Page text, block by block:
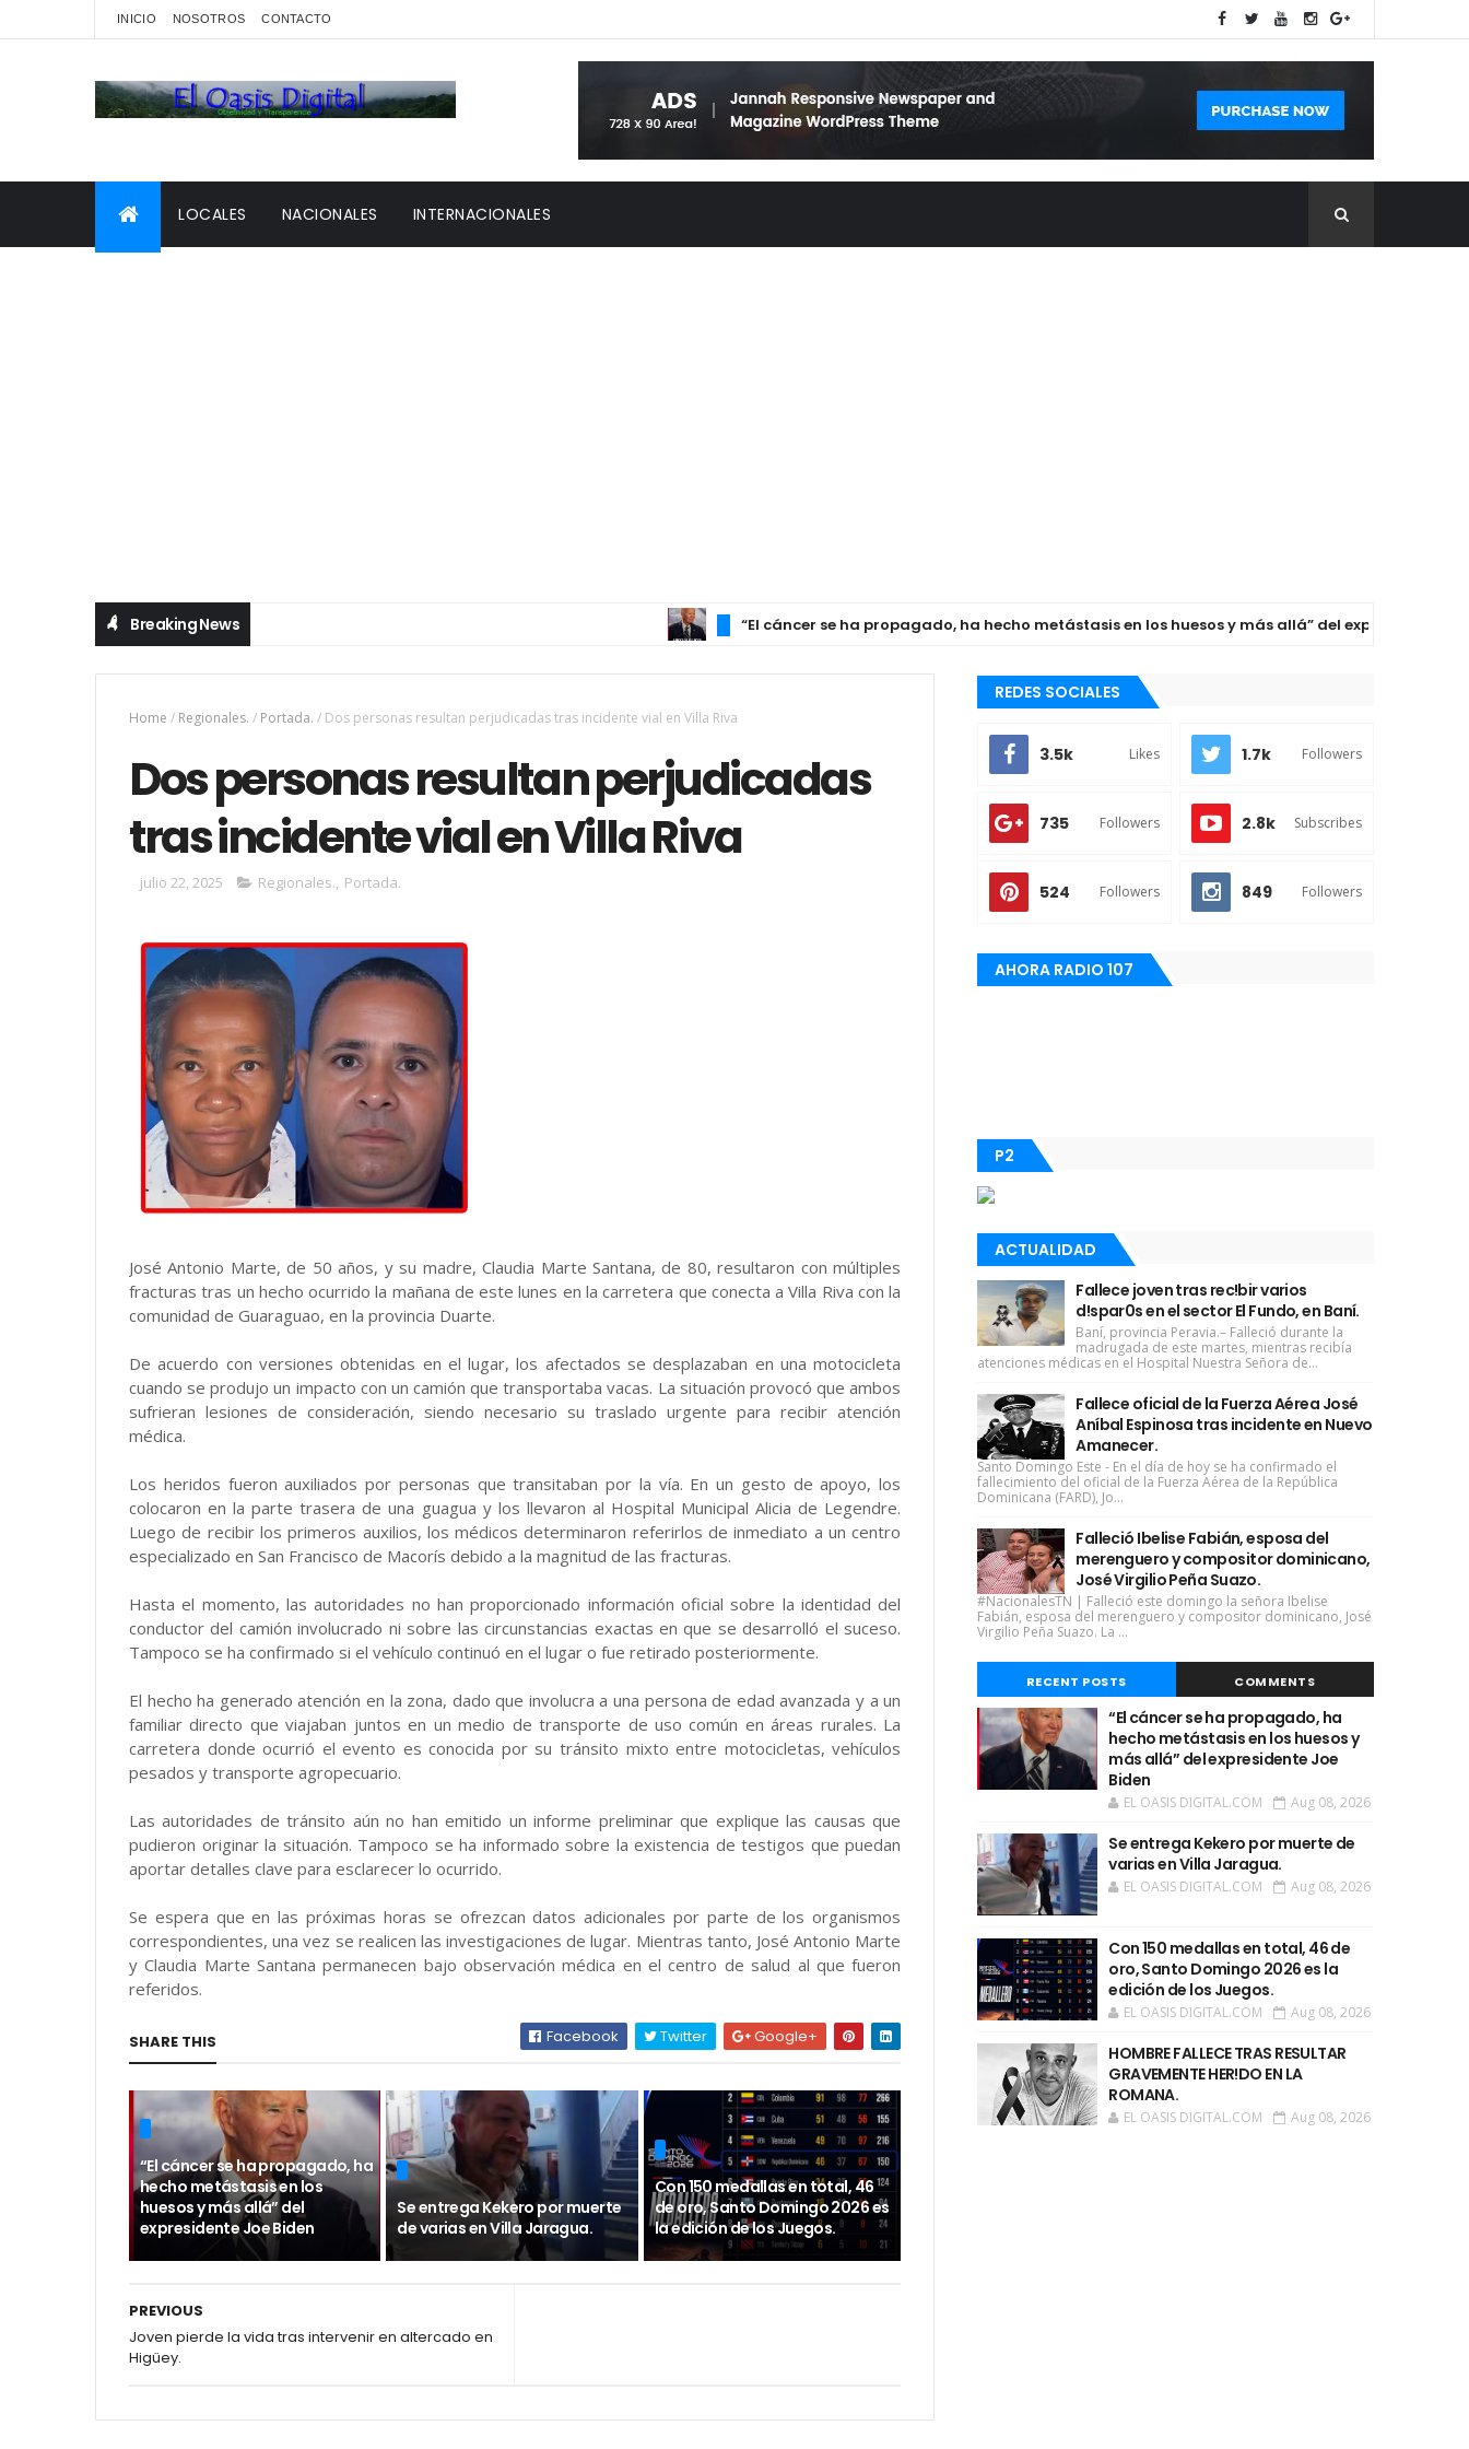
INICIO NOSOTROS CONTACTO
LOCALES NACIONALES INTERNACIONALES
Breaking News “El cáncer se ha propagado, ha hecho metástasis en los huesos y más allá” del expresidente Joe
Home / Regionales. / Portada. / Dos personas resultan perjudicadas tras incidente vial en Villa Riva
Dos personas resultan perjudicadas
tras incidente vial en Villa Riva
julio 22, 2025 Regionales., Portada.
José Antonio Marte, de 50 años, y su madre, Claudia Marte Santana, de 80, resultaron con múltiples
fracturas tras un hecho ocurrido la mañana de este lunes en la carretera que conecta a Villa Riva con la
comunidad de Guaraguao, en la provincia Duarte.
De acuerdo con versiones obtenidas en el lugar, los afectados se desplazaban en una motocicleta
cuando se produjo un impacto con un camión que transportaba vacas. La situación provocó que ambos
sufrieran lesiones de consideración, siendo necesario su traslado urgente para recibir atención
médica.
Los heridos fueron auxiliados por personas que transitaban por la vía. En un gesto de apoyo, los
colocaron en la parte trasera de una guagua y los llevaron al Hospital Municipal Alicia de Legendre.
Luego de recibir los primeros auxilios, los médicos determinaron referirlos de inmediato a un centro
especializado en San Francisco de Macorís debido a la magnitud de las fracturas.
Hasta el momento, las autoridades no han proporcionado información oficial sobre la identidad del
conductor del camión involucrado ni sobre las circunstancias exactas en que se desarrolló el suceso.
Tampoco se ha confirmado si el vehículo continuó en el lugar o fue retirado posteriormente.
El hecho ha generado atención en la zona, dado que involucra a una persona de edad avanzada y a un
familiar directo que viajaban juntos en un medio de transporte de uso común en áreas rurales. La
carretera donde ocurrió el evento es conocida por su tránsito mixto entre motocicletas, vehículos
pesados y transporte agropecuario.
Las autoridades de tránsito aún no han emitido un informe preliminar que explique las causas que
pudieron originar la situación. Tampoco se ha informado sobre la existencia de testigos que puedan
aportar detalles clave para esclarecer lo ocurrido.
Se espera que en las próximas horas se ofrezcan datos adicionales por parte de los organismos
correspondientes, una vez se realicen las investigaciones de lugar. Mientras tanto, José Antonio Marte
y Claudia Marte Santana permanecen bajo observación médica en el centro de salud al que fueron
referidos.
SHARE THIS Facebook Twitter Google+
“El cáncer se ha propagado, ha
hecho metástasis en los
huesos y más allá” del
expresidente Joe Biden
Se entrega Kekero por muerte
de varias en Villa Jaragua.
Con 150 medallas en total, 46
de oro, Santo Domingo 2026 es
la edición de los Juegos.
PREVIOUS
Joven pierde la vida tras intervenir en altercado en
Higüey.
REDES SOCIALES
3.5k Likes 1.7k Followers
735 Followers 2.8k Subscribes
524 Followers 849 Followers
AHORA RADIO 107
P2
ACTUALIDAD
Fallece joven tras rec!bir varios
d!spar0s en el sector El Fundo, en Baní.
Baní, provincia Peravia.– Falleció durante la
madrugada de este martes, mientras recibía
atenciones médicas en el Hospital Nuestra Señora de...
Fallece oficial de la Fuerza Aérea José
Aníbal Espinosa tras incidente en Nuevo
Amanecer.
Santo Domingo Este - En el día de hoy se ha confirmado el
fallecimiento del oficial de la Fuerza Aérea de la República
Dominicana (FARD), Jo...
Falleció Ibelise Fabián, esposa del
merenguero y compositor dominicano,
José Virgilio Peña Suazo.
#NacionalesTN | Falleció este domingo la señora Ibelise
Fabián, esposa del merenguero y compositor dominicano, José
Virgilio Peña Suazo. La ...
RECENT POSTS COMMENTS
“El cáncer se ha propagado, ha
hecho metástasis en los huesos y
más allá” del expresidente Joe
Biden
EL OASIS DIGITAL.COM Aug 08, 2026
Se entrega Kekero por muerte de
varias en Villa Jaragua.
EL OASIS DIGITAL.COM Aug 08, 2026
Con 150 medallas en total, 46 de
oro, Santo Domingo 2026 es la
edición de los Juegos.
EL OASIS DIGITAL.COM Aug 08, 2026
HOMBRE FALLECE TRAS RESULTAR
GRAVEMENTE HER!DO EN LA
ROMANA.
EL OASIS DIGITAL.COM Aug 08, 2026